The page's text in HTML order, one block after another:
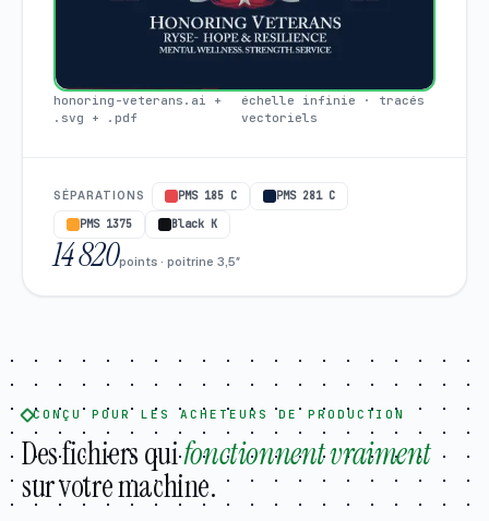
honoring-veterans.ai +
.svg + .pdf
échelle infinie · tracés
vectoriels
SÉPARATIONS PMS 185 C
PMS 281 C
PMS 1375
Black K
14 820points · poitrine 3,5″
CONÇU POUR LES ACHETEURS DE PRODUCTION
Des fichiers quifonctionnent vraiment
sur votre machine.